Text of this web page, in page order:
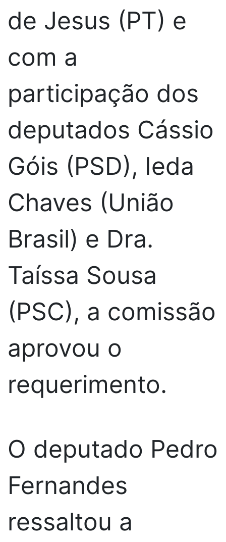
de Jesus (PT) e
com a
participação dos
deputados Cássio
Góis (PSD), Ieda
Chaves (União
Brasil) e Dra.
Taíssa Sousa
(PSC), a comissão
aprovou o
requerimento.
O deputado Pedro
Fernandes
ressaltou a